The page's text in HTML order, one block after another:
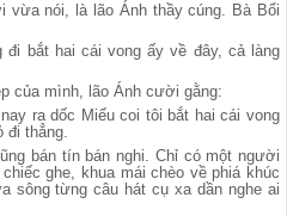
vừa nói, là lão Ánh thầy cúng. Bà Bổi
bắt hai cái vong ấy về đây, cả làng
của mình, lão Ánh cười gằng:
ra dốc Miếu coi tôi bắt hai cái vong
đi thẳng.
bán tín bán nghi. Chỉ có một người
ghe, khua mái chèo về phiá khúc
sông từng câu hát cụ xa dần nghe ai